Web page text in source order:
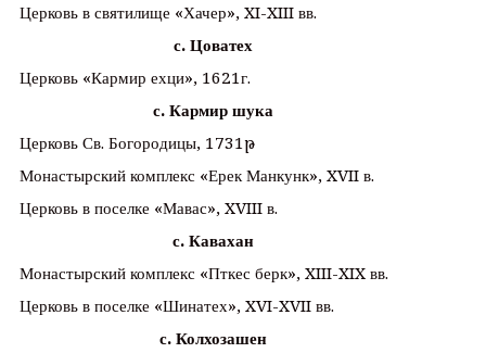
Церковь в святилище «Хачер», XI-XIII вв.
с. Цоватех
Церковь «Кармир ехци», 1621г.
с. Кармир шука
Церковь Св. Богородицы, 1731թ
Монастырский комплекс «Ерек Манкунк», XVII в.
Церковь в поселке «Мавас», XVIII в.
с. Кавахан
Монастырский комплекс «Пткес берк», XIII-XIX вв.
Церковь в поселке «Шинатех», XVI-XVII вв.
с. Колхозашен